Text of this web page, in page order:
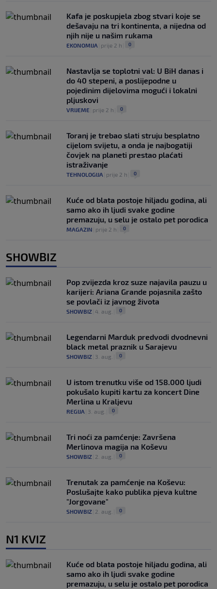
Kafa je poskupjela zbog stvari koje se
dešavaju na tri kontinenta, a nijedna od
njih nije u našim rukama
EKONOMIJA prije 2 h 0
Nastavlja se toplotni val: U BiH danas i
do 40 stepeni, a poslijepodne u
pojedinim dijelovima mogući i lokalni
pljuskovi
VRIJEME prije 2 h 0
Toranj je trebao slati struju besplatno
cijelom svijetu, a onda je najbogatiji
čovjek na planeti prestao plaćati
istraživanje
TEHNOLOGIJA prije 2 h 0
Kuće od blata postoje hiljadu godina, ali
samo ako ih ljudi svake godine
premazuju, u selu je ostalo pet porodica
MAGAZIN prije 2 h 0
SHOWBIZ
Pop zvijezda kroz suze najavila pauzu u
karijeri: Ariana Grande pojasnila zašto
se povlači iz javnog života
SHOWBIZ 4. aug. 0
Legendarni Marduk predvodi dvodnevni
black metal praznik u Sarajevu
SHOWBIZ 3. aug. 0
U istom trenutku više od 158.000 ljudi
pokušalo kupiti kartu za koncert Dine
Merlina u Kraljevu
REGIJA 3. aug. 0
Tri noći za pamćenje: Završena
Merlinova magija na Koševu
SHOWBIZ 2. aug. 0
Trenutak za pamćenje na Koševu:
Poslušajte kako publika pjeva kultne
"Jorgovane"
SHOWBIZ 2. aug. 0
N1 KVIZ
Kuće od blata postoje hiljadu godina, ali
samo ako ih ljudi svake godine
premazuju, u selu je ostalo pet porodica